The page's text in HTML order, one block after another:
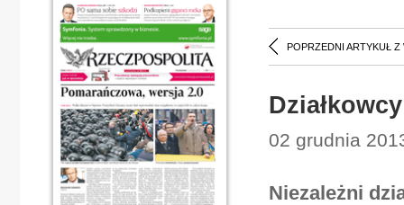
POPRZEDNI ARTYKUŁ Z
02 grudnia
Niezależni